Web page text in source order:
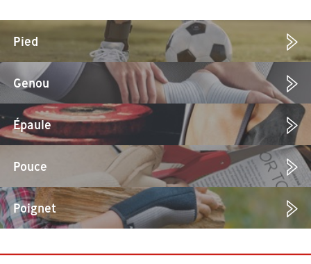
Pied
Genou
Épaule
Pouce
Poignet